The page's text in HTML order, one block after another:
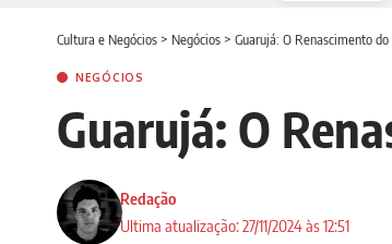
Cultura e Negócios > Negócios > Guarujá: O Renascimento
NEGÓCIOS
Guarujá: O
Ultima atualização: 27/11/2024 às 12:51
Redação